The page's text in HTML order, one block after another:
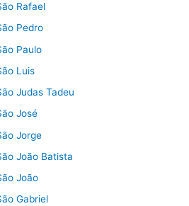
Rafael
Pedro
Paulo
Luis
Judas Tadeu
José
Jorge
João Batista
João
Gabriel